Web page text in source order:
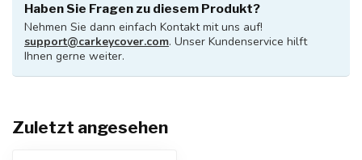
Haben Sie Fragen zu diesem Produkt?
Nehmen Sie dann einfach Kontakt mit uns auf!
support@carkeycover.com. Unser Kundenservice hilft
Ihnen gerne weiter.
Zuletzt angesehen